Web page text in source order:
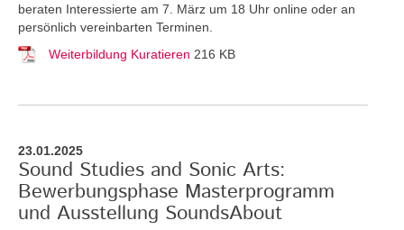
beraten Interessierte am 7. März um 18 Uhr online oder an
persönlich vereinbarten Terminen.
Weiterbildung Kuratieren 216 KB
23.01.2025
Sound Studies and Sonic Arts:
Bewerbungsphase Masterprogramm
und Ausstellung SoundsAbout